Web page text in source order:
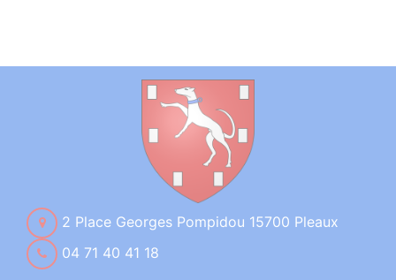
2 Place Georges Pompidou 15700 Pleaux
04 71 40 41 18